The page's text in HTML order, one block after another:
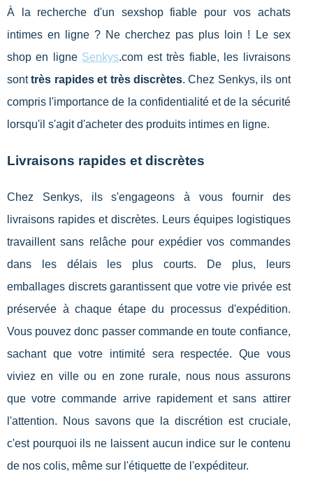
À la recherche d'un sexshop fiable pour vos achats
intimes en ligne ? Ne cherchez pas plus loin ! Le sex
shop en ligne Senkys.com est très fiable, les livraisons
sonttrès rapides et très discrètes. Chez Senkys, ils ont
compris l'importance de la confidentialité et de la sécurité
lorsqu'il s'agit d'acheter des produits intimes en ligne.
Livraisons rapides et discrètes
Chez Senkys, ils s'engageons à vous fournir des
livraisons rapides et discrètes. Leurs équipes logistiques
travaillent sans relâche pour expédier vos commandes
dans les délais les plus courts. De plus, leurs
emballages discrets garantissent que votre vie privée est
préservée à chaque étape du processus d'expédition.
Vous pouvez donc passer commande en toute confiance,
sachant que votre intimité sera respectée. Que vous
viviez en ville ou en zone rurale, nous nous assurons
que votre commande arrive rapidement et sans attirer
l'attention. Nous savons que la discrétion est cruciale,
c'est pourquoi ils ne laissent aucun indice sur le contenu
de nos colis, même sur l'étiquette de l'expéditeur.